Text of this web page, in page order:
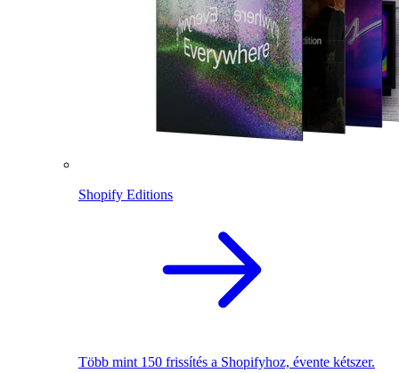
Shopify Editions
Több mint 150 frissítés a Shopifyhoz, évente kétszer.